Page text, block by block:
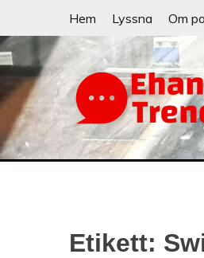
content
Hem Lyssna Om
När allt blir e-handel
Etikett: